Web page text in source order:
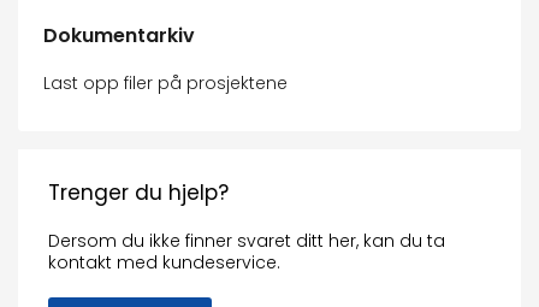
Dokumentarkiv
Last opp filer på prosjektene
Trenger du hjelp?
Dersom du ikke finner svaret ditt her, kan du ta
kontakt med kundeservice.